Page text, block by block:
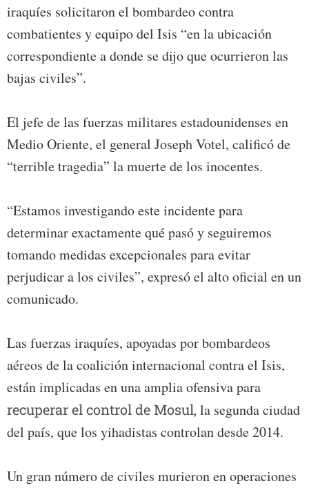
iraquíes solicitaron el bombardeo contra
combatientes y equipo del Isis “en la ubicación
correspondiente a donde se dijo que ocurrieron las
bajas civiles”.
El jefe de las fuerzas militares estadounidenses en
Medio Oriente, el general Joseph Votel, calificó de
“terrible tragedia” la muerte de los inocentes.
“Estamos investigando este incidente para
determinar exactamente qué pasó y seguiremos
tomando medidas excepcionales para evitar
perjudicar a los civiles”, expresó el alto oficial en un
comunicado.
Las fuerzas iraquíes, apoyadas por bombardeos
aéreos de la coalición internacional contra el Isis,
están implicadas en una amplia ofensiva para
recuperar el control de Mosul, la segunda ciudad
del país, que los yihadistas controlan desde 2014.
Un gran número de civiles murieron en operaciones